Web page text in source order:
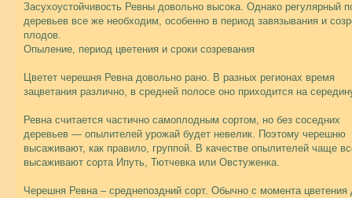
Засухоустойчивость Ревны довольно высока. Однако регулярный
деревьев все же необходим, особенно в период завязывания и
плодов.
Опыление, период цветения и сроки созревания
Цветет черешня Ревна довольно рано. В разных регионах время
зацветания различно, в средней полосе оно приходится на
Ревна считается частично самоплодным сортом, но без соседних
деревьев — опылителей урожай будет невелик. Поэтому черешню
высаживают, как правило, группой. В качестве опылителей чаще
высаживают сорта Ипуть, Тютчевка или Овстуженка.
Черешня Ревна – среднепоздний сорт. Обычно с момента цветения